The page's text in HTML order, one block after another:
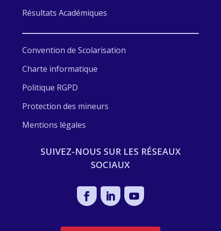
Résultats Académiques
Convention de Scolarisation
Charte informatique
Politique RGPD
Protection des mineurs
Mentions légales
SUIVEZ-NOUS SUR LES RÉSEAUX
SOCIAUX